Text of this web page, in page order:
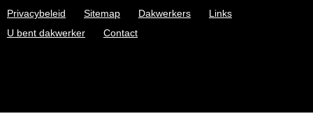
Privacybeleid
Sitemap Dakwerkers
Links
U bent dakwerker
Contact